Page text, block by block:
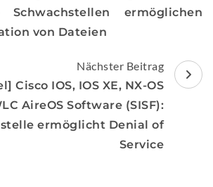
Schwachstellen ermöglichen
von Dateien
Nächster Beitrag
Cisco IOS, IOS XE, NX-OS
AireOS Software (SISF):
ermöglicht Denial of
Service